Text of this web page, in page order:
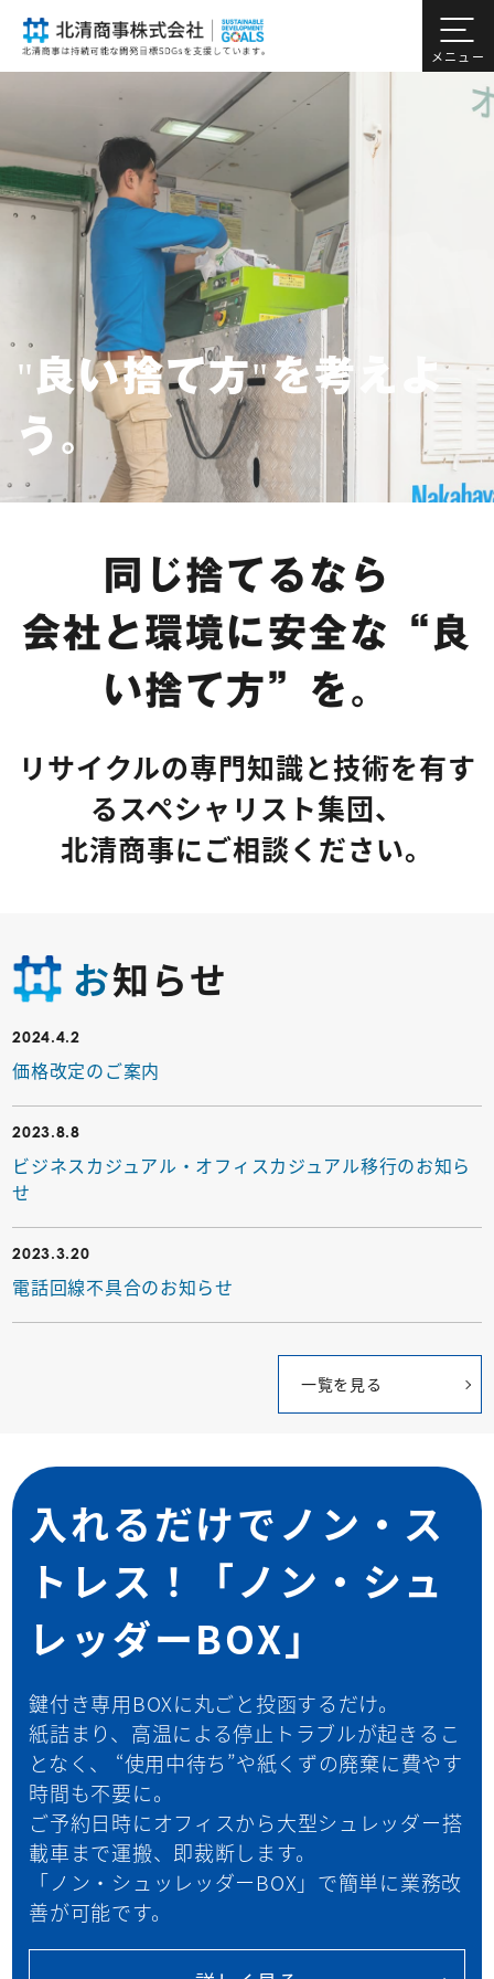
"良い捨て方"を考えよ
う。
"良い捨て方"を考えよ
う。
"良い捨て方"を考えよ
う。
"良い捨て方"を考えよ
う。
同じ捨てるなら
会社と環境に安全な“良
い捨て方”を。
リサイクルの専門知識と技術を有す
るスペシャリスト集団、
北清商事にご相談ください。
お知らせ
2024.4.2
価格改定のご案内
2023.8.8
ビジネスカジュアル・オフィスカジュアル移行のお知ら
せ
2023.3.20
電話回線不具合のお知らせ
一覧を見る
入れるだけでノン・ス
トレス！
「ノン・シュ
レッダーBOX」
鍵付き専用BOXに丸ごと投函するだけ。
紙詰まり、高温による停止トラブルが起きるこ
となく、 “使用中待ち”や紙くずの廃棄に費やす
時間も不要に。
ご予約日時にオフィスから大型シュレッダー搭
載車まで運搬、即裁断します。
「ノン・シュッレッダーBOX」で簡単に業務改
善が可能です。